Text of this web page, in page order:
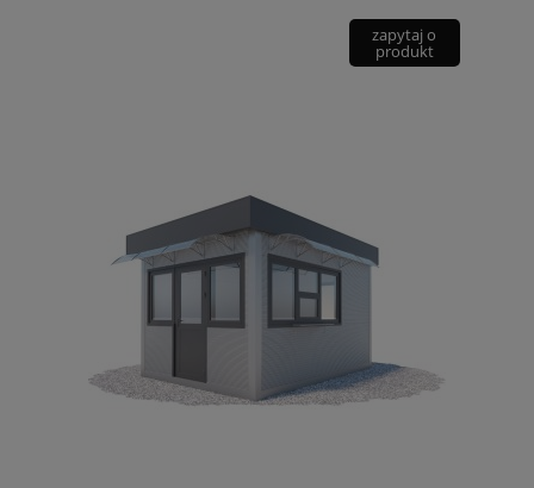
zapytaj o
produkt